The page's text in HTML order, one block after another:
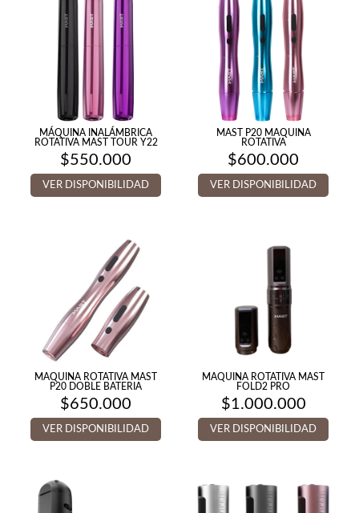
MÁQUINA INALÁMBRICA
ROTATIVA MAST TOUR Y22
$550.000
VER DISPONIBILIDAD
MAST P20 MAQUINA
ROTATIVA
$600.000
VER DISPONIBILIDAD
MAQUINA ROTATIVA MAST
P20 DOBLE BATERIA
$650.000
VER DISPONIBILIDAD
MAQUINA ROTATIVA MAST
FOLD2 PRO
$1.000.000
VER DISPONIBILIDAD